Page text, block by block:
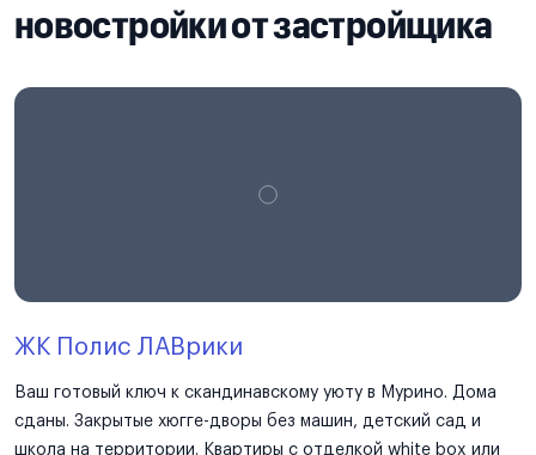
новостройки от застройщика
ЖК Полис ЛАВрики
Ваш готовый ключ к скандинавскому уюту в Мурино. Дома
сданы. Закрытые хюгге-дворы без машин, детский сад и
школа на территории. Квартиры с отделкой white box или